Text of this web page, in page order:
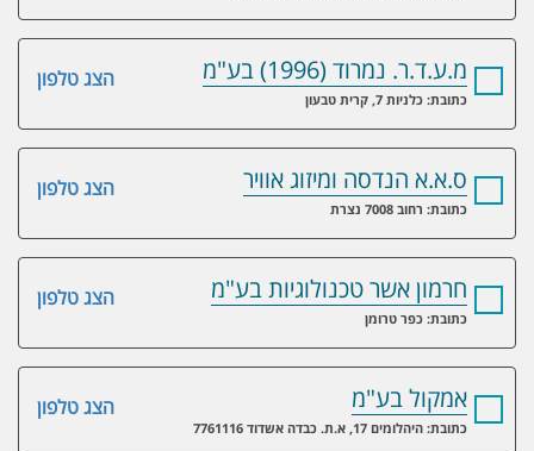
הצג טלפון מ.ע.ד.ר. נמרוד (1996) בע"מ
כתובת: כלניות 7, קרית טבעון
הצג טלפון ס.א.א הנדסה ומיזוג אוויר
כתובת: רחוב 7008 נצרת
הצג טלפון חרמון אשר טכנולוגיות בע"מ
כתובת: כפר טרומן
הצג טלפון אמקול בע"מ
כתובת: היהלומים 17, א.ת. כבדה אשדוד 7761116